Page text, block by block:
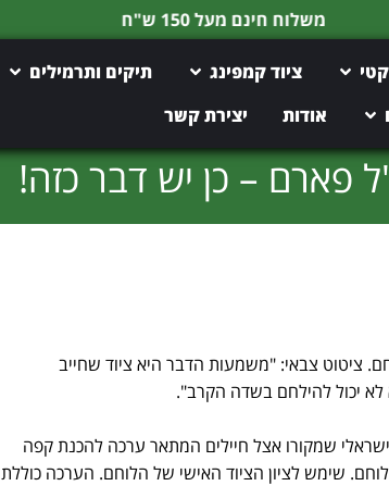
משלוח חינם מעל 150 ש"ח
ציוד קמפינג תיקים ותרמילים
אודות יצירת קשר
פארם – כן יש דבר כזה!
ציטוט צבאי: "משמעות הדבר היא ציוד שחייב
לא יכול להילחם בשדה הקרב".
שמקורו אצל חיילים המתאר ערכה להכנת קפה
שימש לציון הציוד האישי של הלוחם. הערכה כוללת